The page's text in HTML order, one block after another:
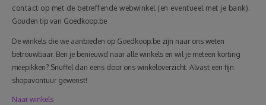
contact op met de betreffende webwinkel (en eventueel met je bank).
Gouden tip van Goedkoop.be
De winkels die we aanbieden op Goedkoop.be zijn naar ons weten
betrouwbaar. Ben je benieuwd naar alle winkels en wil je meteen korting
meepikken? Snuffel dan eens door ons winkeloverzicht. Alvast een fijn
shopavontuur gewenst!
Naar winkels